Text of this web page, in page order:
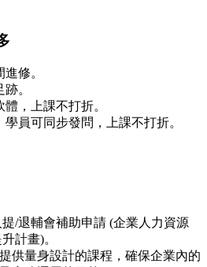
修。
。
，上課不打折。
員可同步發問，上課不打折。
/退輔會補助申請 (企業人力資源
計畫)。
供量身設計的課程，確保企業內的